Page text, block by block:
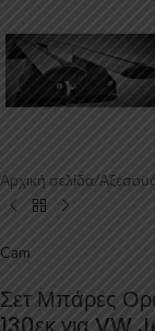
Αρχική σελίδα/
Cam
Σετ Μπάρες